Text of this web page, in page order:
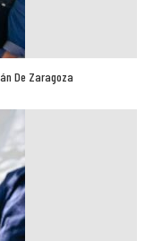
De Zaragoza